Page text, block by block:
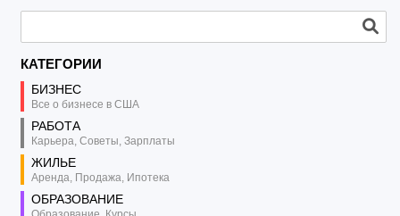
КАТЕГОРИИ
БИЗНЕС
Все о бизнесе в США
РАБОТА
Карьера, Советы, Зарплаты
ЖИЛЬЕ
Аренда, Продажа, Ипотека
ОБРАЗОВАНИЕ